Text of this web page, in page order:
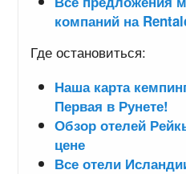
компаний на
Где остановиться:
Наша карта
Первая в Рунете!
Обзор отелей
цене
Все отели